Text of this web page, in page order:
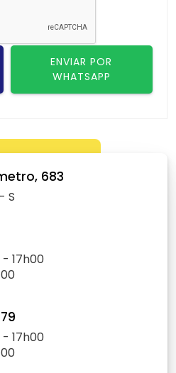
ENVIAR POR
WHATSAPP
683
S
- 17h00
- 17h00